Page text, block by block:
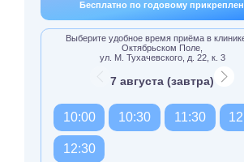
Бесплатно по годовому
Выберите удобное время приёма в
Октябрьском Поле,
ул. М. Тухачевского, д. 22, к. 3
7 августа (завтра)
10:00 10:30 11:30
12:30